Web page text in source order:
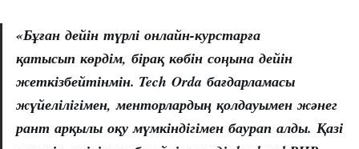
«Бұған дейін түрлі онлайн-курстарға
қатысып көрдім, бірақ көбін соңына дейін
жеткізбейтінмін. Tech Orda бағдарламасы
жүйелілігімен, менторлардың қолдауымен жәнег
рант арқылы оқу мүмкіндігімен баурап алды. Қазі